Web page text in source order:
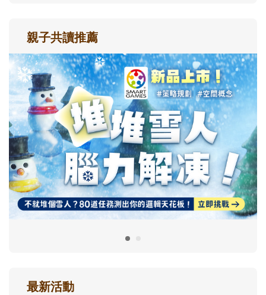
親子共讀推薦
最新活動